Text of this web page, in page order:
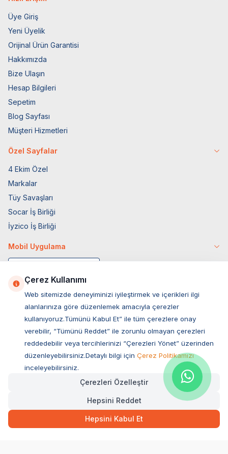
129,00TL Hızlı Teslimat
SEPETE EKLE
Üye Giriş
Yeni Üyelik
Orijinal Ürün Garantisi
Hakkımızda
Bize Ulaşın
Hesap Bilgileri
Sepetim
Blog Sayfası
Müşteri Hizmetleri
Özel Sayfalar
4 Ekim Özel
Markalar
Tüy Savaşları
Socar İş Birliği
İyzico İş Birliği
Mobil Uygulama
Müşteri Hizmetleri
Sıkça Sorulan Sorular
Ovacık Mah. Hacıoğlu Sok. No:13 Başiskele / KOCAELİ
Müşteri Destek Hattı
Çerez Kullanımı
Web sitemizde deneyiminizi iyileştirmek ve içerikleri ilgi
alanlarınıza göre düzenlemek amacıyla çerezler
kullanıyoruz.Tümünü Kabul Et” ile tüm çerezlere onay
verebilir, “Tümünü Reddet” ile zorunlu olmayan çerezleri
reddedebilir veya tercihlerinizi “Çerezleri Yönet” üzerinden
düzenleyebilirsiniz.Detaylı bilgi için Çerez Politikamızı
inceleyebilirsiniz.
Çerezleri Özelleştir
Hepsini Reddet
Hepsini Kabul Et